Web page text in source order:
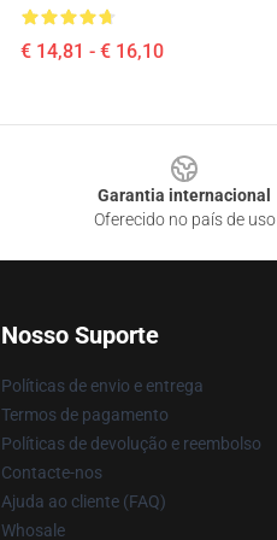
€ 14,81 - € 16,10
Garantia internacional
Oferecido no país de uso
Nosso Suporte
Políticas de envio e entrega
Termos de pagamento
Políticas de devolução e reembolso
Contacte-nos
Ajuda ao cliente (FAQ)
Whosale